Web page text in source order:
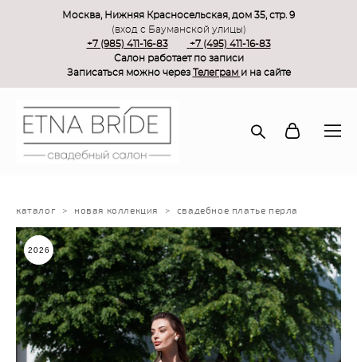
Москва, Нижняя Красносельская, дом 35, стр. 9
(вход с Бауманской улицы)
+7 (985) 411-16-83
+7 (495) 411-16-83
Салон работает по записи
Записаться можно через Телеграм и на сайте
каталог > новая коллекция > свадебное платье перла
2026